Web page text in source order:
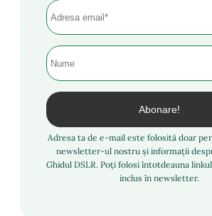
Adresa ta de e-mail este folosită doar
newsletter-ul nostru și informații
Ghidul DSLR. Poți folosi întotdeauna
inclus în newsletter.